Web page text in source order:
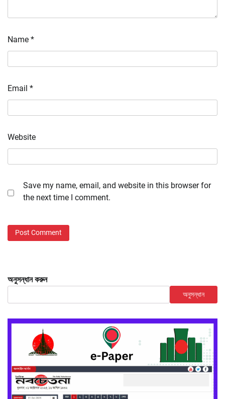
Name *
Email *
Website
Save my name, email, and website in this browser for
the next time I comment.
অনুসন্ধান করুন
অনুসন্ধান